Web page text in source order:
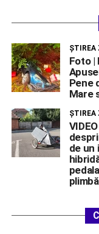
ŞTIREA
Foto |
Pene
Mare
ŞTIREA
de un